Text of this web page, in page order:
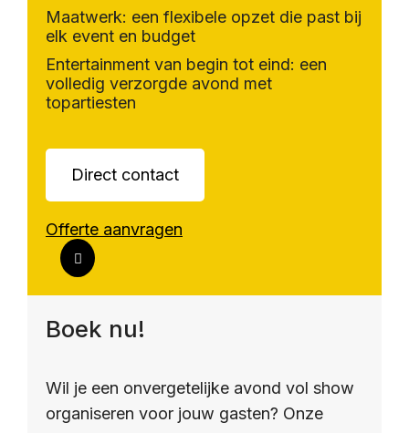
Maatwerk: een flexibele opzet die past bij
elk event en budget
Entertainment van begin tot eind: een
volledig verzorgde avond met
topartiesten
Direct contact
Offerte aanvragen
Boek nu!
Wil je een onvergetelijke avond vol show
organiseren voor jouw gasten? Onze